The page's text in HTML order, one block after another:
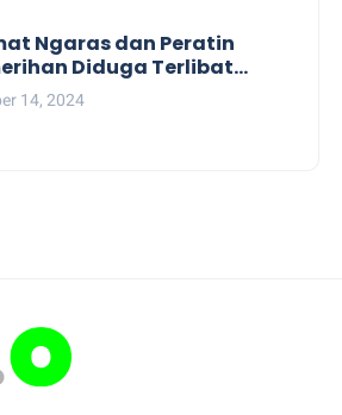
Ngaras dan Peratin
Diduga Terlibat
Praktis, Mahasiswa
Desak Bawaslu
14, 2024